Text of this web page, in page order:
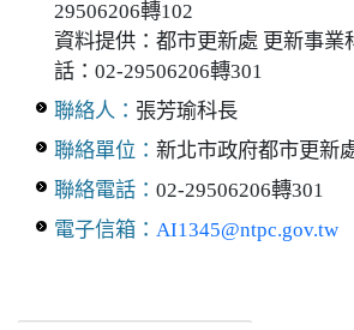
29506206轉102
資料提供：都市更新處 更新事業
話：02-29506206轉301
聯絡人： 張芳瑜科長
聯絡單位： 新北市政府都市更新
聯絡電話： 02-29506206轉301
電子信箱： AI1345@ntpc.gov.tw